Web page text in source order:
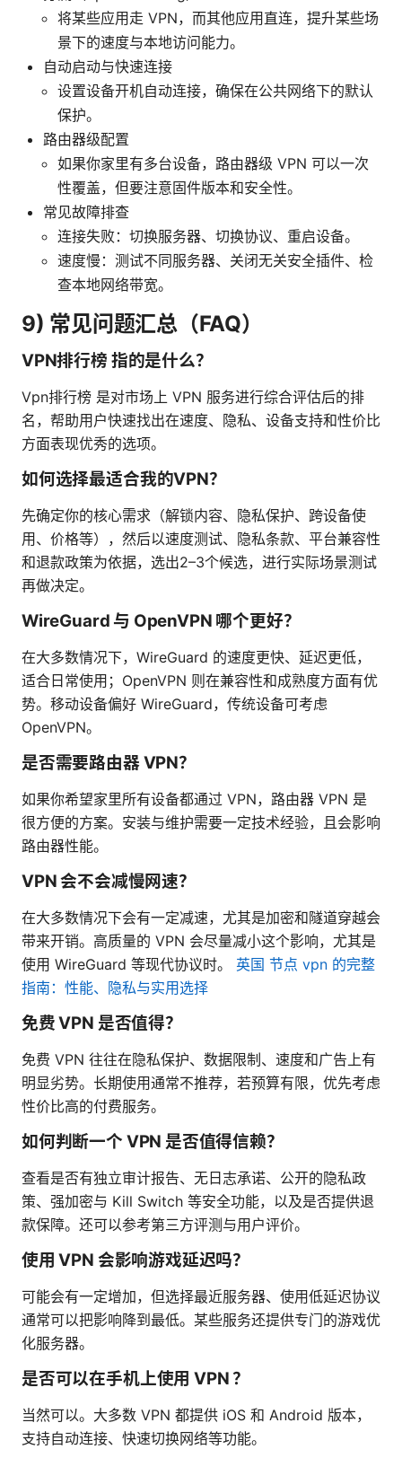
将某些应用走 VPN，而其他应用直连，提升某些场
景下的速度与本地访问能力。
自动启动与快速连接
设置设备开机自动连接，确保在公共网络下的默认
保护。
路由器级配置
如果你家里有多台设备，路由器级 VPN 可以一次
性覆盖，但要注意固件版本和安全性。
常见故障排查
连接失败：切换服务器、切换协议、重启设备。
速度慢：测试不同服务器、关闭无关安全插件、检
查本地网络带宽。
9) 常见问题汇总（FAQ）
VPN排行榜 指的是什么？
Vpn排行榜 是对市场上 VPN 服务进行综合评估后的排
名，帮助用户快速找出在速度、隐私、设备支持和性价比
方面表现优秀的选项。
如何选择最适合我的VPN？
先确定你的核心需求（解锁内容、隐私保护、跨设备使
用、价格等），然后以速度测试、隐私条款、平台兼容性
和退款政策为依据，选出2–3个候选，进行实际场景测试
再做决定。
WireGuard 与 OpenVPN 哪个更好？
在大多数情况下，WireGuard 的速度更快、延迟更低，
适合日常使用；OpenVPN 则在兼容性和成熟度方面有优
势。移动设备偏好 WireGuard，传统设备可考虑
OpenVPN。
是否需要路由器 VPN？
如果你希望家里所有设备都通过 VPN，路由器 VPN 是
很方便的方案。安装与维护需要一定技术经验，且会影响
路由器性能。
VPN 会不会减慢网速？
在大多数情况下会有一定减速，尤其是加密和隧道穿越会
带来开销。高质量的 VPN 会尽量减小这个影响，尤其是
使用 WireGuard 等现代协议时。 英国 节点 vpn 的完整
指南：性能、隐私与实用选择
免费 VPN 是否值得？
免费 VPN 往往在隐私保护、数据限制、速度和广告上有
明显劣势。长期使用通常不推荐，若预算有限，优先考虑
性价比高的付费服务。
如何判断一个 VPN 是否值得信赖？
查看是否有独立审计报告、无日志承诺、公开的隐私政
策、强加密与 Kill Switch 等安全功能，以及是否提供退
款保障。还可以参考第三方评测与用户评价。
使用 VPN 会影响游戏延迟吗？
可能会有一定增加，但选择最近服务器、使用低延迟协议
通常可以把影响降到最低。某些服务还提供专门的游戏优
化服务器。
是否可以在手机上使用 VPN ？
当然可以。大多数 VPN 都提供 iOS 和 Android 版本，
支持自动连接、快速切换网络等功能。